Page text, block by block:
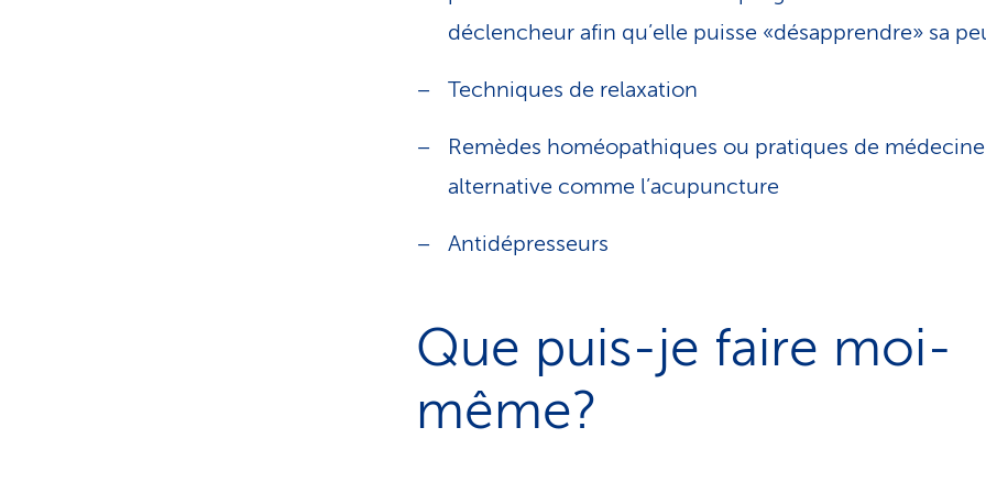
déclencheur afin qu’elle puisse «désapprendre» sa
Techniques de relaxation
Remèdes homéopathiques ou pratiques de médecine
alternative comme l’acupuncture
Antidépresseurs
Que puis-je faire moi-
même?